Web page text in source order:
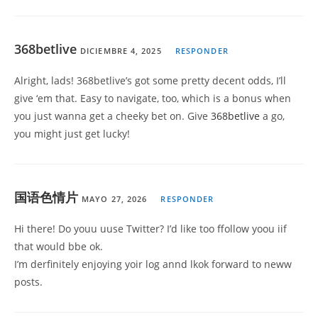
368betlive DICIEMBRE 4, 2025 RESPONDER
Alright, lads! 368betlive’s got some pretty decent odds, I’ll
give ‘em that. Easy to navigate, too, which is a bonus when
you just wanna get a cheeky bet on. Give 368betlive a go,
you might just get lucky!
国语色情片 MAYO 27, 2026 RESPONDER
Hi there! Do youu uuse Twitter? I’d like too ffollow yoou iif
that would bbe ok.
I’m derfinitely enjoying yoir log annd lkok forward to neww
posts.